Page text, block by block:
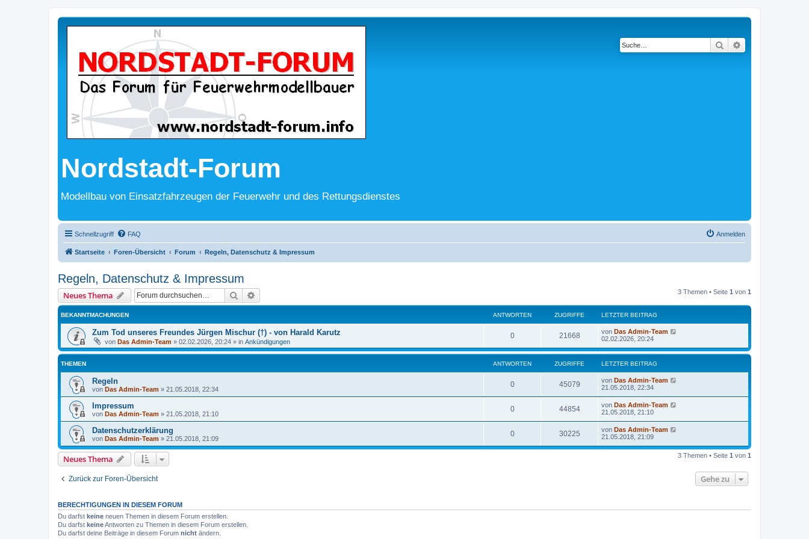
Nordstadt-Forum
Modellbau von Einsatzfahrzeugen der Feuerwehr und des Rettungsdienstes
Suche
Schnellzugriff FAQ Anmelden
Startseite Foren-Übersicht Forum Regeln, Datenschutz & Impressum
Regeln, Datenschutz & Impressum
Neues Thema Suche 3 Themen • Seite 1 von 1
BEKANNTMACHUNGEN ANTWORTEN ZUGRIFFE LETZTER BEITRAG
Zum Tod unseres Freundes Jürgen Mischur (†) - von Harald Karutz
von Das Admin-Team » 02.02.2026, 20:24 » in Ankündigungen
0 21668 von Das Admin-Team
02.02.2026, 20:24
THEMEN ANTWORTEN ZUGRIFFE LETZTER BEITRAG
Regeln
von Das Admin-Team » 21.05.2018, 22:34
0 45079 von Das Admin-Team
21.05.2018, 22:34
Impressum
von Das Admin-Team » 21.05.2018, 21:10
0 44854 von Das Admin-Team
21.05.2018, 21:10
Datenschutzerklärung
von Das Admin-Team » 21.05.2018, 21:09
0 30225 von Das Admin-Team
21.05.2018, 21:09
Neues Thema 3 Themen • Seite 1 von 1
Zurück zur Foren-Übersicht Gehe zu
BERECHTIGUNGEN IN DIESEM FORUM
Du darfst keine neuen Themen in diesem Forum erstellen.
Du darfst keineAntworten zu Themen in diesem Forum erstellen.
Du darfst deine Beiträge in diesem Forum nicht ändern.